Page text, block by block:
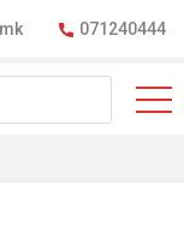
071240444